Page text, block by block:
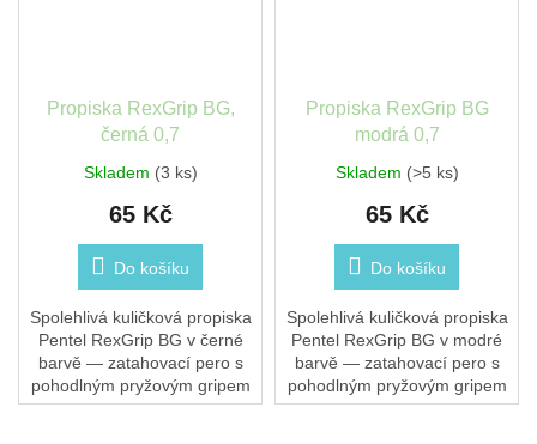
Propiska RexGrip BG,
černá 0,7
Skladem (3 ks)
65 Kč
Do košíku
Spolehlivá kuličková propiska
Pentel RexGrip BG v černé
barvě — zatahovací pero s
pohodlným pryžovým gripem
a hladkým olejovým
Propiska RexGrip BG
modrá 0,7
Skladem (>5 ks)
65 Kč
Do košíku
Spolehlivá kuličková propiska
Pentel RexGrip BG v modré
barvě — zatahovací pero s
pohodlným pryžovým gripem
a hladkým olejovým